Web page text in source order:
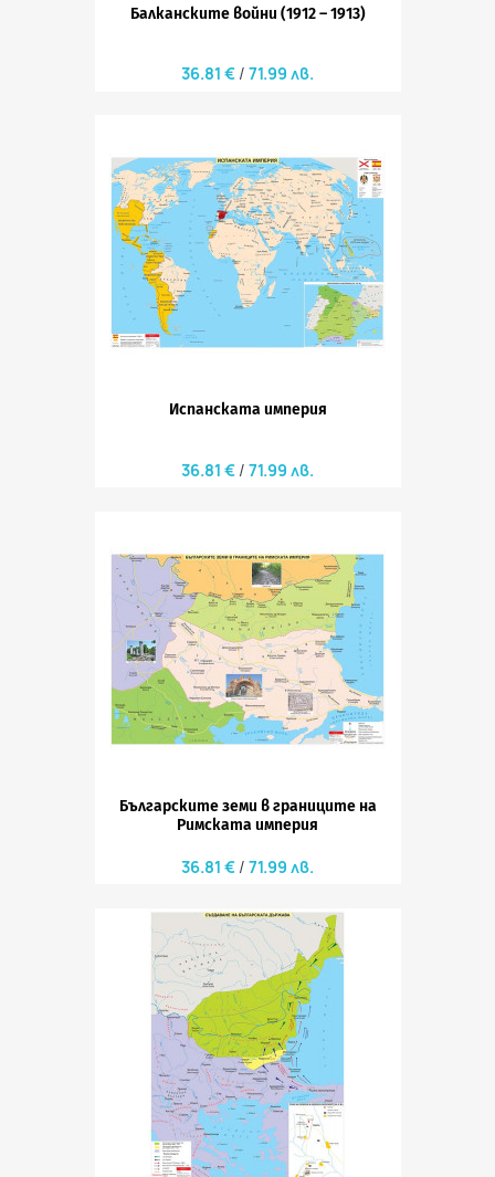
Балканските войни (1912 – 1913)
36.81 € 71.99 лв.
Испанската империя
36.81 € 71.99 лв.
Българските земи в границите на
Римската империя
36.81 € 71.99 лв.